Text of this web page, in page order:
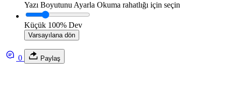
Yazı Boyutunu Ayarla Okuma rahatlığı için seçin
Küçük 100% Dev
Varsayılana dön
0 Paylaş